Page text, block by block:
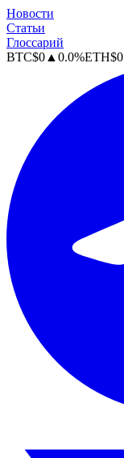
Новости
Статьи
Глоссарий
BTC$0 ▲ 0.0%ETH$0